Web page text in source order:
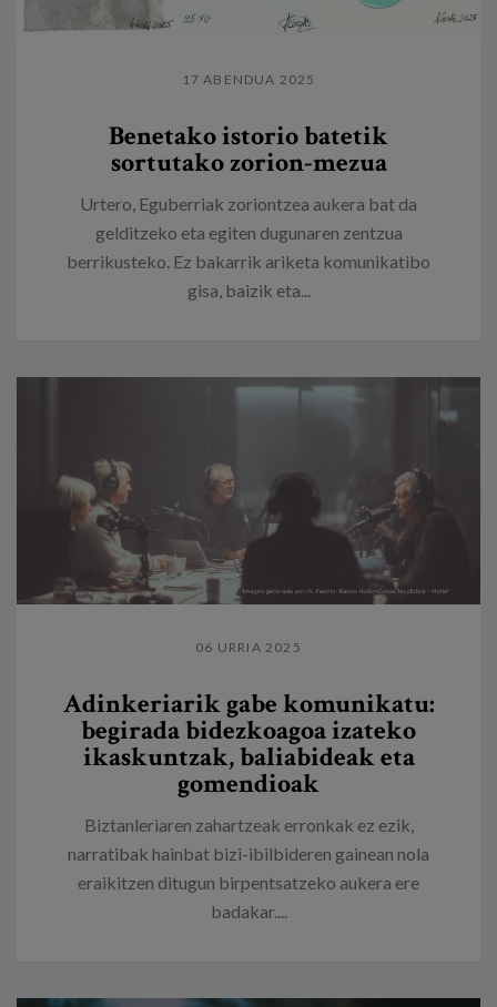
17 ABENDUA 2025
Benetako istorio batetik
sortutako zorion-mezua
Urtero, Eguberriak zoriontzea aukera bat da
gelditzeko eta egiten dugunaren zentzua
berrikusteko. Ez bakarrik ariketa komunikatibo
gisa, baizik eta...
06 URRIA 2025
Adinkeriarik gabe komunikatu:
begirada bidezkoagoa izateko
ikaskuntzak, baliabideak eta
gomendioak
Biztanleriaren zahartzeak erronkak ez ezik,
narratibak hainbat bizi-ibilbideren gainean nola
eraikitzen ditugun birpentsatzeko aukera ere
badakar....